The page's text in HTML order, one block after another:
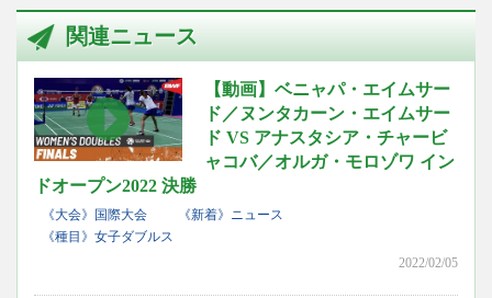
関連ニュース
【動画】ベニャパ・エイムサー
ド／ヌンタカーン・エイムサー
ド VS アナスタシア・チャービ
ャコバ／オルガ・モロゾワ イン
ドオープン2022 決勝
《大会》国際大会
《新着》ニュース
《種目》女子ダブルス
2022/02/05